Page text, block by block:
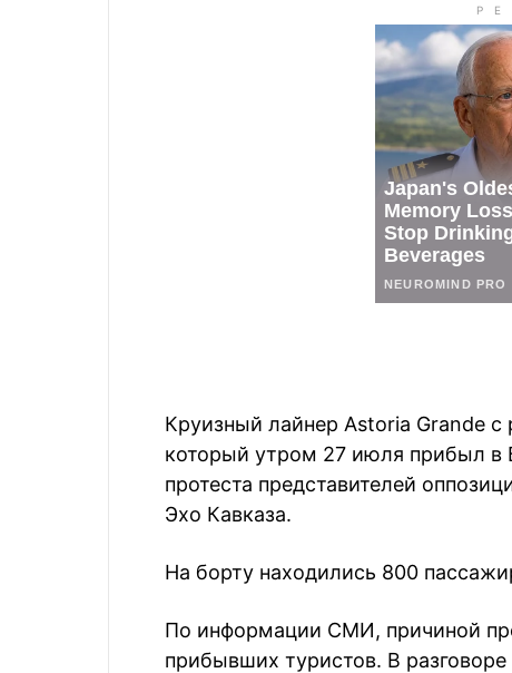
Круизный лайнер Astoria Grande
который утром 27 июля прибыл в
протеста представителей
Эхо Кавказа.
На борту находились 800
По информации СМИ, причиной
прибывших туристов. В